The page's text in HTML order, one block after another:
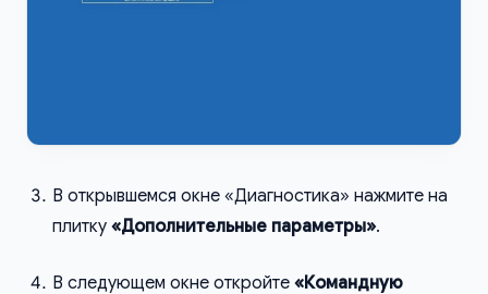
В открывшемся окне «Диагностика» нажмите на
плитку «Дополнительные параметры».
В следующем окне откройте «Командную